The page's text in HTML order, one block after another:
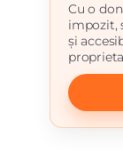
Cu o
impozit,
și